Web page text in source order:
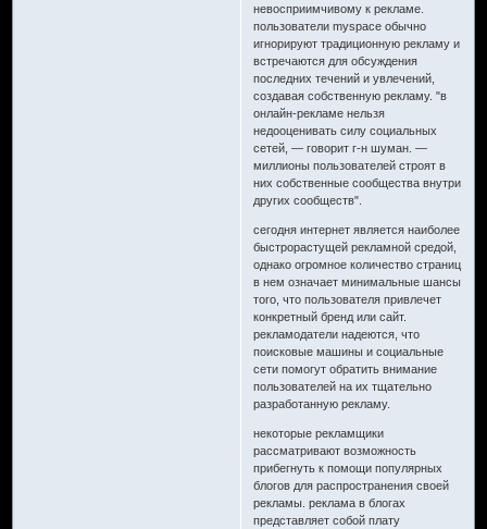
невосприимчивому к рекламе.
пользователи myspace обычно
игнорируют традиционную рекламу и
встречаются для обсуждения
последних течений и увлечений,
создавая собственную рекламу. "в
онлайн-рекламе нельзя
недооценивать силу социальных
сетей, — говорит г-н шуман. —
миллионы пользователей строят в
них собственные сообщества внутри
других сообществ".
сегодня интернет является наиболее
быстрорастущей рекламной средой,
однако огромное количество страниц
в нем означает минимальные шансы
того, что пользователя привлечет
конкретный бренд или сайт.
рекламодатели надеются, что
поисковые машины и социальные
сети помогут обратить внимание
пользователей на их тщательно
разработанную рекламу.
некоторые рекламщики
рассматривают возможность
прибегнуть к помощи популярных
блогов для распространения своей
рекламы. реклама в блогах
представляет собой плату